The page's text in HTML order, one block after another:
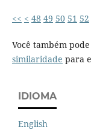
<< < 48 49 50 51 52
Você também pode
similaridade para
IDIOMA
English